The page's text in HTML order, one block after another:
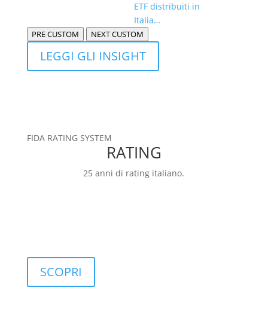
ETF distribuiti in
Italia…
PRE CUSTOM NEXT CUSTOM
LEGGI GLI INSIGHT
FIDA RATING SYSTEM
RATING
25 anni di rating italiano.
SCOPRI